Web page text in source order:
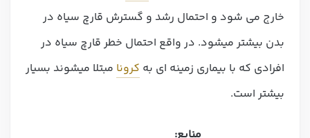
خارج می شود و احتمال رشد و گسترش قارچ سیاه در
بدن بیشتر میشود. در واقع احتمال خطر قارچ سیاه در
افرادی که با بیماری زمینه ای به کرونا مبتلا میشوند بسیار
بیشتر است.